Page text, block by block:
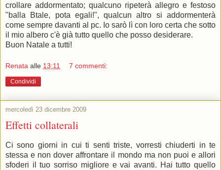
crollare addormentato; qualcuno ripeterà allegro e festoso
"balla Btale, pota egali!", qualcun altro si addormenterà
come sempre davanti al pc. Io sarò lì con loro certa che sotto
il mio albero c'è già tutto quello che posso desiderare.
Buon Natale a tutti!
Renata alle 13:11 7 commenti:
Condividi
mercoledì 23 dicembre 2009
Effetti collaterali
Ci sono giorni in cui ti senti triste, vorresti chiuderti in te
stessa e non dover affrontare il mondo ma non puoi e allori
sfoderi il tuo sorriso migliore e vai avanti. Hai tutto quello